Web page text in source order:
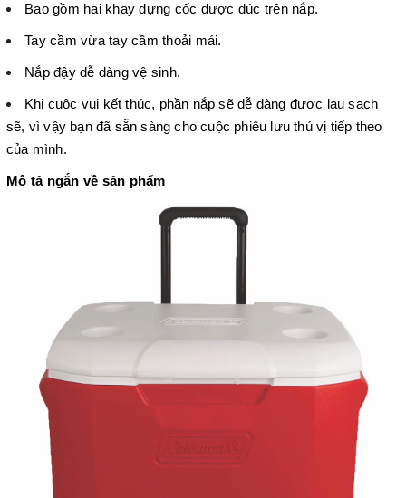
Bao gồm hai khay đựng cốc được đúc trên nắp.
Tay cầm vừa tay cầm thoải mái.
Nắp đậy dễ dàng vệ sinh.
Khi cuộc vui kết thúc, phần nắp sẽ dễ dàng được lau sạch
sẽ, vì vậy bạn đã sẵn sàng cho cuộc phiêu lưu thú vị tiếp theo
của mình.
Mô tả ngắn về sản phẩm